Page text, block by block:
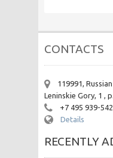
CONTACTS
119991,
Leninskie Gory, 1 ,
+7 495 939-
Details
RECENTLY